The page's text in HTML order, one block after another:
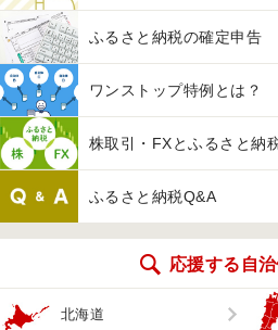
ふるさと納税の確定申告
ワンストップ特例とは？
株取引・FXとふるさと納
ふるさと納税Q&A
応援する自
北海道